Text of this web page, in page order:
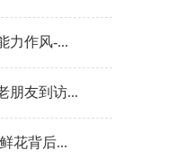
力作风-...
朋友到访...
花背后...